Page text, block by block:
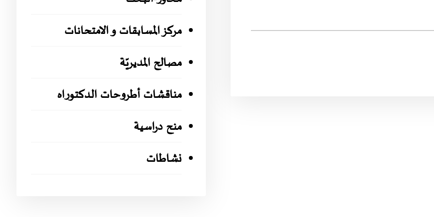
مركز المسابقات و الامتحانات
مصالح المديريّة
مناقشات أطروحات الدكتوراه
منح دراسية
نشاطات